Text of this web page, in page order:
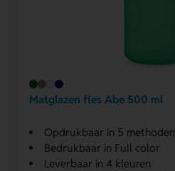
Matglazen fles Abe 500 ml
Opdrukbaar in 5 methoden
Bedrukbaar in Full color
Leverbaar in 4 kleuren